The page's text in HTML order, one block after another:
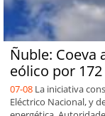
Ñuble: Coeva
eólico por
07-08 La iniciativa
Eléctrico Nacional, y